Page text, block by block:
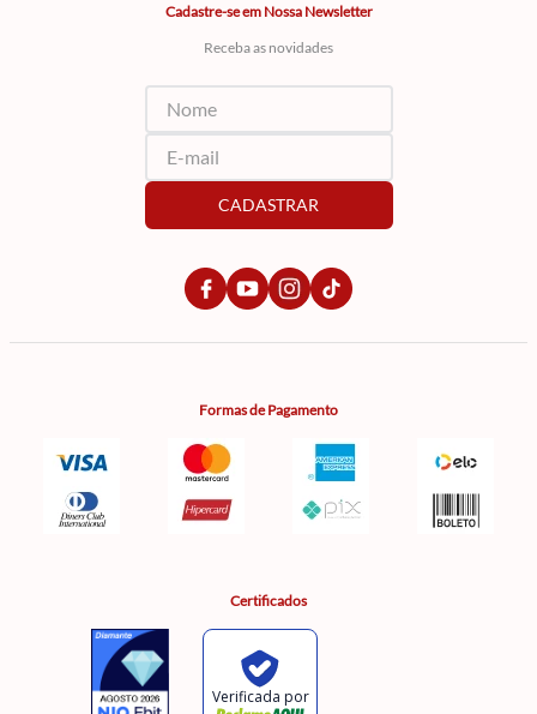
Cadastre-se em Nossa Newsletter
Receba as novidades
CADASTRAR
Formas de Pagamento
Certificados